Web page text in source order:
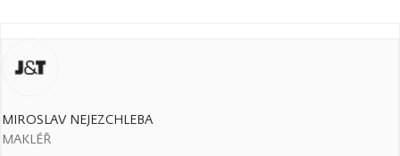
MIROSLAV NEJEZCHLEBA
MAKLÉŘ